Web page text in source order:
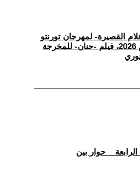
القصيرة- لمهرجان تورنتو
السينمائي الدولي لعام 2026، فيلم -حنان- للمخرجة
الرابعة _ حوار بين